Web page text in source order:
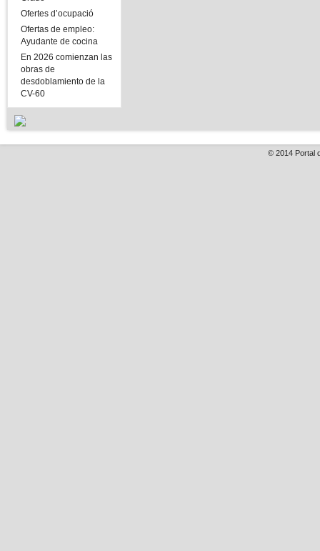
Ofertes d’ocupació
Ofertas de empleo:
Ayudante de cocina
En 2026 comienzan las
obras de
desdoblamiento de la
CV-60
© 2014 Portal